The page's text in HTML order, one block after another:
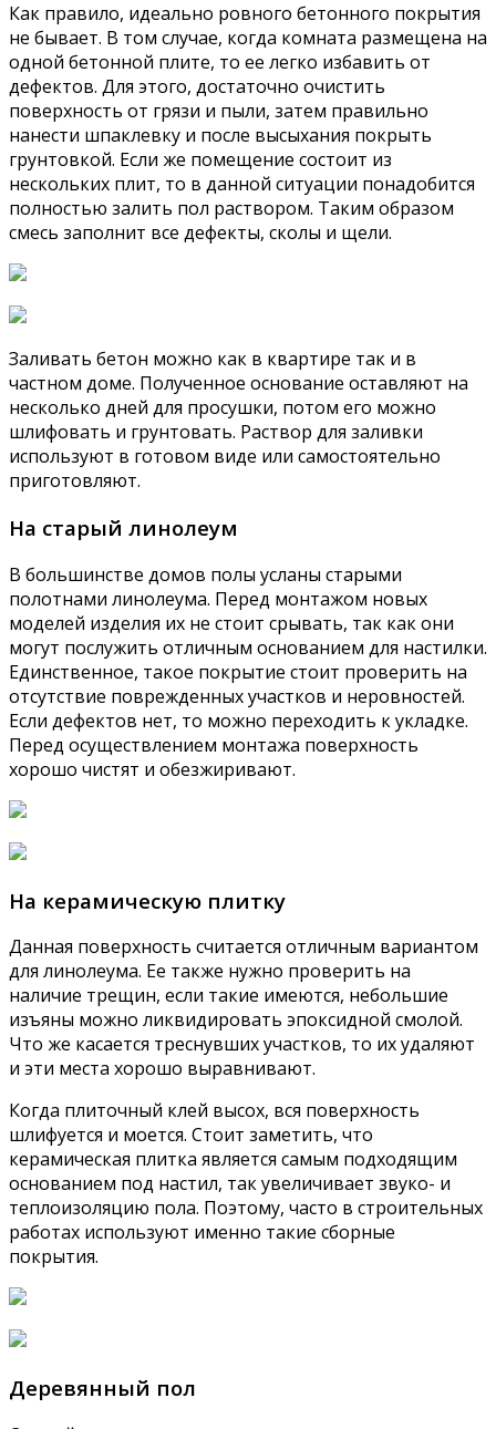
Как правило, идеально ровного бетонного покрытия
не бывает. В том случае, когда комната размещена на
одной бетонной плите, то ее легко избавить от
дефектов. Для этого, достаточно очистить
поверхность от грязи и пыли, затем правильно
нанести шпаклевку и после высыхания покрыть
грунтовкой. Если же помещение состоит из
нескольких плит, то в данной ситуации понадобится
полностью залить пол раствором. Таким образом
смесь заполнит все дефекты, сколы и щели.
Заливать бетон можно как в квартире так и в
частном доме. Полученное основание оставляют на
несколько дней для просушки, потом его можно
шлифовать и грунтовать. Раствор для заливки
используют в готовом виде или самостоятельно
приготовляют.
На старый линолеум
В большинстве домов полы усланы старыми
полотнами линолеума. Перед монтажом новых
моделей изделия их не стоит срывать, так как они
могут послужить отличным основанием для настилки.
Единственное, такое покрытие стоит проверить на
отсутствие поврежденных участков и неровностей.
Если дефектов нет, то можно переходить к укладке.
Перед осуществлением монтажа поверхность
хорошо чистят и обезжиривают.
На керамическую плитку
Данная поверхность считается отличным вариантом
для линолеума. Ее также нужно проверить на
наличие трещин, если такие имеются, небольшие
изъяны можно ликвидировать эпоксидной смолой.
Что же касается треснувших участков, то их удаляют
и эти места хорошо выравнивают.
Когда плиточный клей высох, вся поверхность
шлифуется и моется. Стоит заметить, что
керамическая плитка является самым подходящим
основанием под настил, так увеличивает звуко- и
теплоизоляцию пола. Поэтому, часто в строительных
работах используют именно такие сборные
покрытия.
Деревянный пол